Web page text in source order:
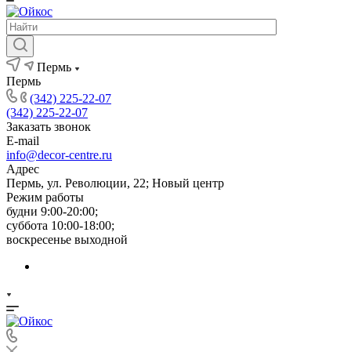
Пермь
Пермь
(342) 225-22-07
(342) 225-22-07
Заказать звонок
E-mail
info@decor-centre.ru
Адрес
Пермь, ул. Революции, 22; Новый центр
Режим работы
будни 9:00-20:00;
суббота 10:00-18:00;
воскресенье выходной